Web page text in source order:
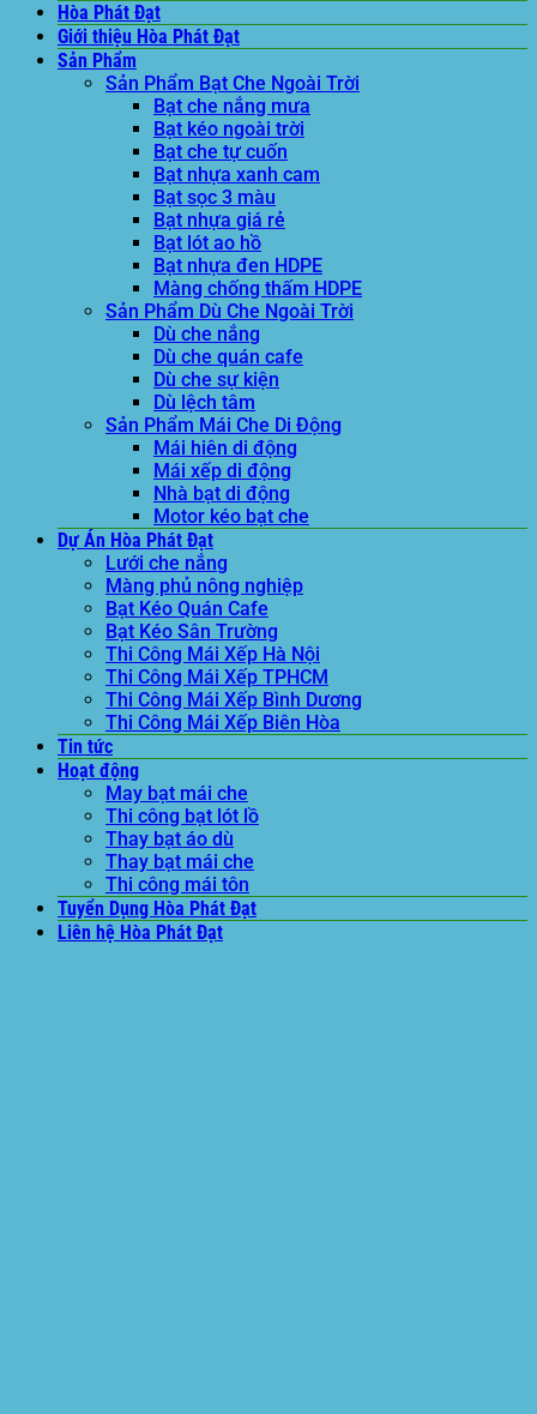
Hòa Phát Đạt
Giới thiệu Hòa Phát Đạt
Sản Phẩm
Sản Phẩm Bạt Che Ngoài Trời
Bạt che nắng mưa
Bạt kéo ngoài trời
Bạt che tự cuốn
Bạt nhựa xanh cam
Bạt sọc 3 màu
Bạt nhựa giá rẻ
Bạt lót ao hồ
Bạt nhựa đen HDPE
Màng chống thấm HDPE
Sản Phẩm Dù Che Ngoài Trời
Dù che nắng
Dù che quán cafe
Dù che sự kiện
Dù lệch tâm
Sản Phẩm Mái Che Di Động
Mái hiên di động
Mái xếp di động
Nhà bạt di động
Motor kéo bạt che
Dự Án Hòa Phát Đạt
Lưới che nắng
Màng phủ nông nghiệp
Bạt Kéo Quán Cafe
Bạt Kéo Sân Trường
Thi Công Mái Xếp Hà Nội
Thi Công Mái Xếp TPHCM
Thi Công Mái Xếp Bình Dương
Thi Công Mái Xếp Biên Hòa
Tin tức
Hoạt động
May bạt mái che
Thi công bạt lót lồ
Thay bạt áo dù
Thay bạt mái che
Thi công mái tôn
Tuyển Dụng Hòa Phát Đạt
Liên hệ Hòa Phát Đạt